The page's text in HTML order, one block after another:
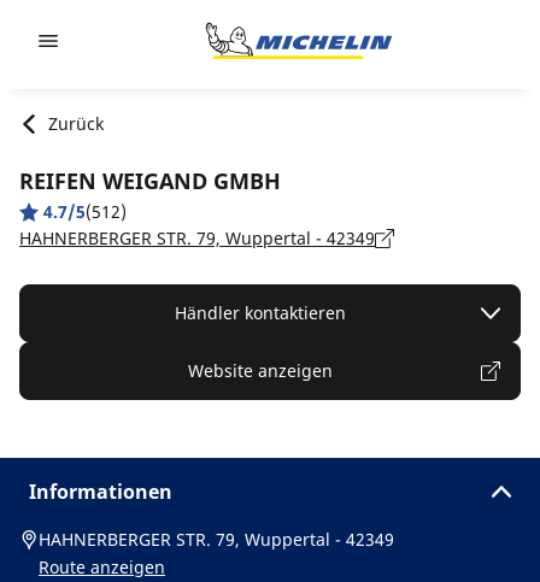
Zurück
REIFEN WEIGAND GMBH
4.7/5(512)
HAHNERBERGER STR. 79, Wuppertal - 42349
Händler kontaktieren
Website anzeigen
Informationen
HAHNERBERGER STR. 79, Wuppertal - 42349
Route anzeigen